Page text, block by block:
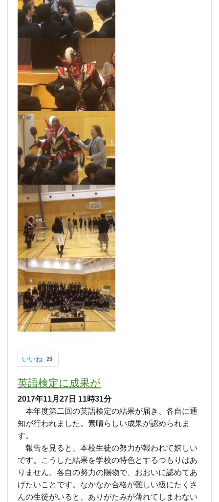
いいね 29
英語検定に成果が
2017年11月27日 11時31分
本年度第二回の英語検定の結果が届き、各自に通
知が行われました。素晴らしい成果が認められま
す。
報告を見ると、本校生徒の努力が報われて嬉しい
です。こうした結果を学校の特色とするつもりはあ
りません。各自の努力の賜物で、おおいに認めてあ
げたいことです。なかなか合格が難しい級にたくさ
んの生徒がいると、ありがたみが薄れてしまわない